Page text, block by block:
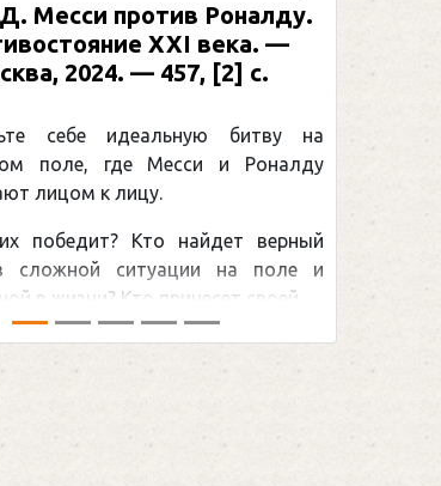
Роналду.
века. —
[2] с.
битву на
и Роналду
верный
на поле и
своей ...
Рабинер, И. Я.
: иллюстрированная
Москва, 2024 (макет
снайперским
принадлежит великому
Гретцки, — едва ли не
хоккейная тема последних
сезоном Национальной